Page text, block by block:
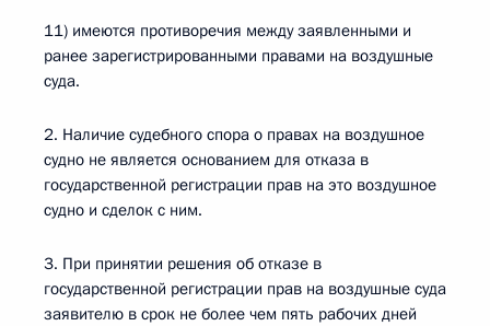
11) имеются противоречия между заявленными и
ранее зарегистрированными правами на воздушные
суда.
2. Наличие судебного спора о правах на воздушное
судно не является основанием для отказа в
государственной регистрации прав на это воздушное
судно и сделок с ним.
3. При принятии решения об отказе в
государственной регистрации прав на воздушные суда
заявителю в срок не более чем пять рабочих дней